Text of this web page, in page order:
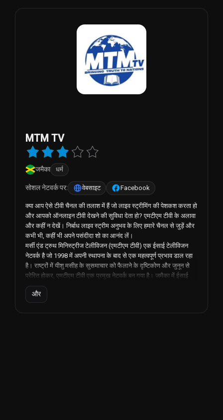
MTM TV
जमैका धर्म
सोशल नेटवर्क पर: वेबसाइट Facebook
क्या आप ऐसे टीवी चैनल की तलाश में हैं जो लाइव स्ट्रीमिंग की पेशकश करता हो
और आपको ऑनलाइन टीवी देखने की सुविधा देता हो? एमटीएम टीवी के अलावा
और कहीं न देखें। निर्बाध लाइव स्ट्रीम अनुभव के लिए हमारे चैनल से जुड़ें और
कभी भी, कहीं भी अपने पसंदीदा शो का आनंद लें।
मर्सी एंड ट्रुथ मिनिस्ट्रीज टेलीविजन (एमटीएम टीवी) एक ईसाई टेलीविजन
नेटवर्क है जो 1998 में अपनी स्थापना के बाद से एक महत्वपूर्ण प्रभाव डाल रहा
है। राष्ट्रों में यीशु मसीह के सुसमाचार को फैलाने के दृष्टिकोण और जुनून से
प्रेरित होकर, एमटीएम टीवी एक प्रमुख नेटवर्क बन गया है। जमैका में ईसाई
समुदाय के भीतर नाम।
प्रमुख विशेषताओं में से एक जो एमटीएम टीवी को अन्य ईसाई नेटवर्क से अलग
करती है, वह व्यापक दर्शकों तक पहुंचने के लिए आधुनिक तकनीक का उपयोग
और